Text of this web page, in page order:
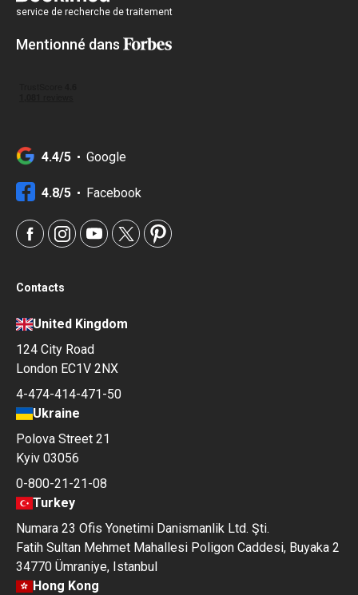
service de recherche de traitement
Mentionné dans
4.4/5 Google
4.8/5 Facebook
Contacts
United Kingdom
124 City Road
London EC1V 2NX
4-474-414-471-50
Ukraine
Polova Street 21
Kyiv 03056
0-800-21-21-08
Turkey
Numara 23 Ofis Yonetimi Danismanlik Ltd. Şti.
Fatih Sultan Mehmet Mahallesi Poligon Caddesi, Buyaka 2
34770 Ümraniye, Istanbul
Hong Kong